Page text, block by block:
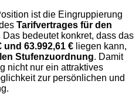
ist die Eingruppierung
Tarifvertrages für den
Das bedeutet konkret, dass das
und 63.992,61 € liegen kann,
Stufenzuordnung. Damit
nicht nur ein attraktives
zur persönlichen und